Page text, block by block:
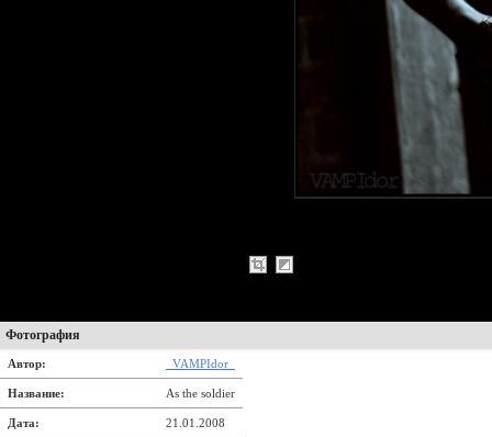
Фотография
Автор: _VAMPIdor_
Название: As the soldier
Дата: 21.01.2008